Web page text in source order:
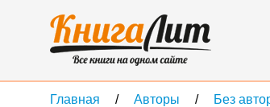
Главная Авторы Без